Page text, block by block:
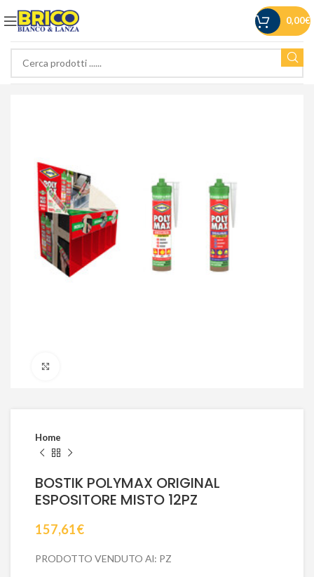
0,00€
Home
BOSTIK POLYMAX ORIGINAL
ESPOSITORE MISTO 12PZ
157,61€
PRODOTTO VENDUTO Al: PZ